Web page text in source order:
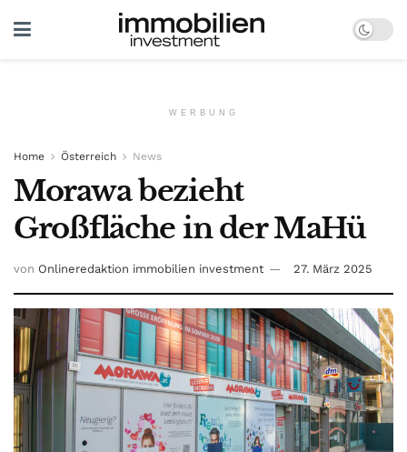
WERBUNG
Home Österreich News
Morawa bezieht
Großfläche in der MaHü
von Onlineredaktion immobilien investment 27. März 2025